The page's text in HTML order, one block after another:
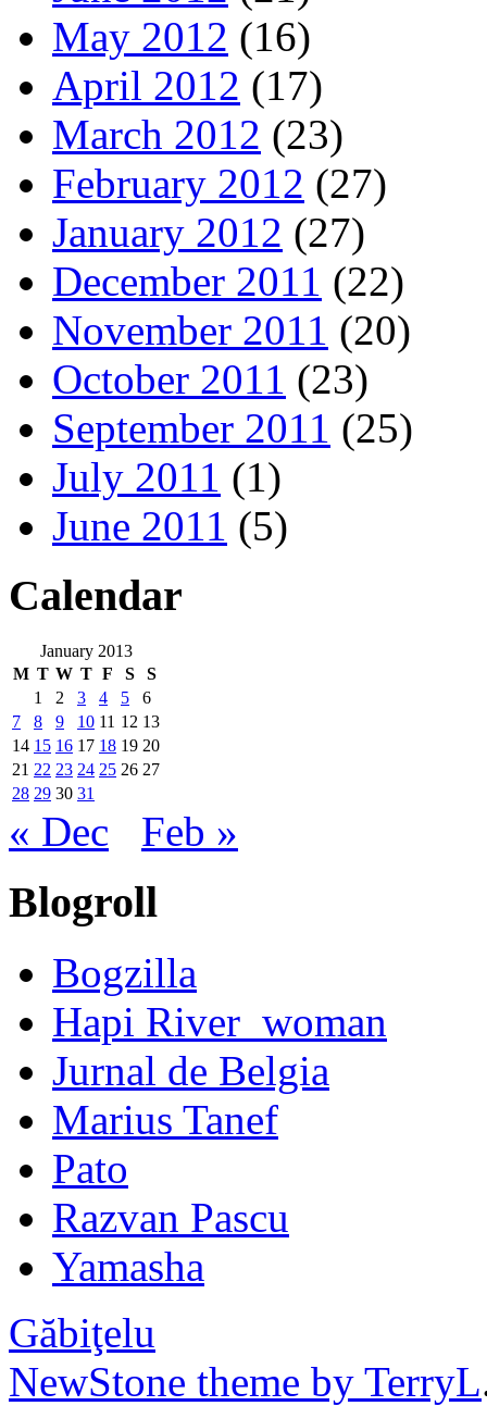
May 2012 (16)
April 2012 (17)
March 2012 (23)
February 2012 (27)
January 2012 (27)
December 2011 (22)
November 2011 (20)
October 2011 (23)
September 2011 (25)
July 2011 (1)
June 2011 (5)
Calendar
January 2013
M T W T F S
S
1
2 3 4 5
6
7
8 9 10 11 12 13
14 15 16 17 18 19 20
21 22 23 24 25 26 27
28 29 30 31
« Dec Feb »
Blogroll
Bogzilla
Hapi River_woman
Jurnal de Belgia
Marius Tanef
Pato
Razvan Pascu
Yamasha
Găbiţelu
NewStone theme by TerryL